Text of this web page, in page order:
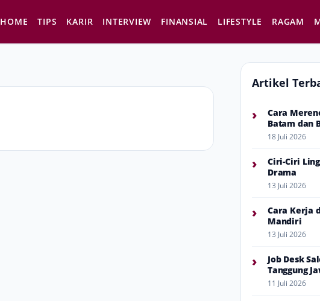
HOME TIPS KARIR INTERVIEW FINANSIAL LIFESTYLE RAGAM
Artikel
›
Cara
Batam dan
18 Juli 2026
›
Ciri-Ciri
Drama
13 Juli 2026
›
Cara Kerja
Mandiri
13 Juli 2026
›
Job Desk
Tanggung
11 Juli 2026